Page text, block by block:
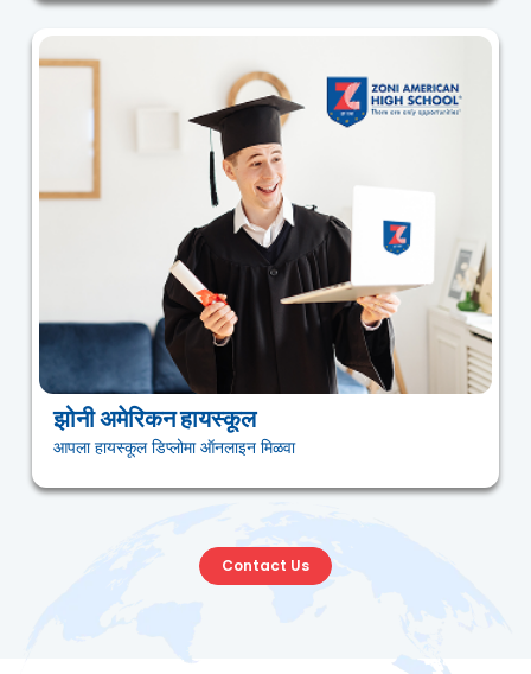
झोनी अमेरिकन हायस्कूल
आपला हायस्कूल डिप्लोमा ऑनलाइन मिळवा
Contact Us